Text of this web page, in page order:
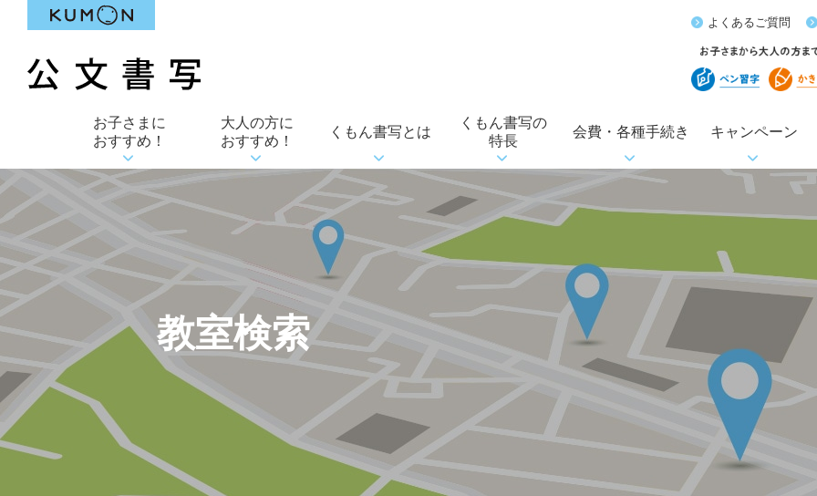
よくあるご質問
お子さまに
おすすめ！
大人の方に
おすすめ！
くもん書写とは
くもん書写の
特長
会費・各種手続き キャンペーン
教室検索